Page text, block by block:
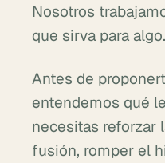
Nosotros
que sirva para algo.
Antes de
entendemos qué
necesitas reforzar
fusión, romper el